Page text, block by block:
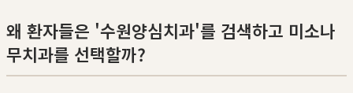
왜 환자들은 '수원양심치과'를 검색하고 미소나
무치과를 선택할까?